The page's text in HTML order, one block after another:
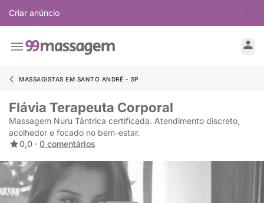
Criar anúncio
MASSAGISTAS EM SANTO ANDRÉ - SP
Flávia Terapeuta Corporal
Massagem Nuru Tântrica certificada. Atendimento discreto,
acolhedor e focado no bem-estar.
0,0 · 0 comentários